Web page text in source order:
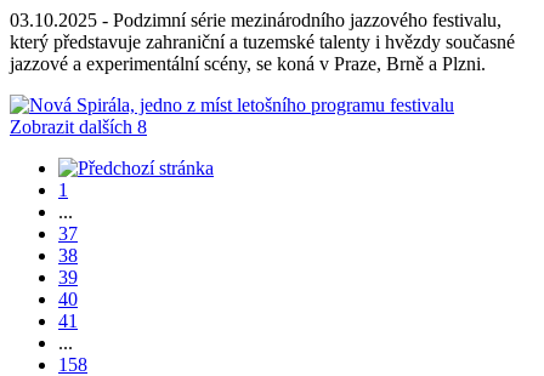
03.10.2025 - Podzimní série mezinárodního jazzového festivalu,
který představuje zahraniční a tuzemské talenty i hvězdy současné
jazzové a experimentální scény, se koná v Praze, Brně a Plzni.
Zobrazit dalších 8
1
...
37
38
39
40
41
...
158